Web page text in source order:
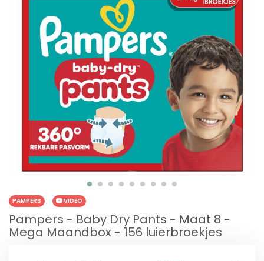
PAMPERS VIDEO
Pampers - Baby Dry Pants - Maat 8 -
Mega Maandbox - 156 luierbroekjes